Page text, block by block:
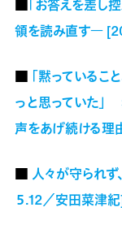
■「お答えを差し
領を読み直す―
■ 「黙っているこ
っと思っていた」
声をあげ続ける
■ 人々が守られ
５.12／安田菜津